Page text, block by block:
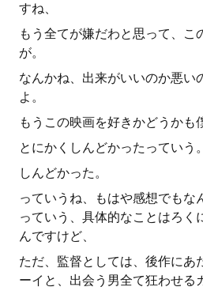
すね、
もう全てが嫌だわと思って、こ
が。
なんかね、出来がいいのか悪い
よ。
もうこの映画を好きかどうかも
とにかくしんどかったっていう。
しんどかった。
っていうね、もはや感想でもな
っていう、具体的なことはろく
んですけど、
ただ、監督としては、後作にあ
ーイと、出会う男全て狂わせる